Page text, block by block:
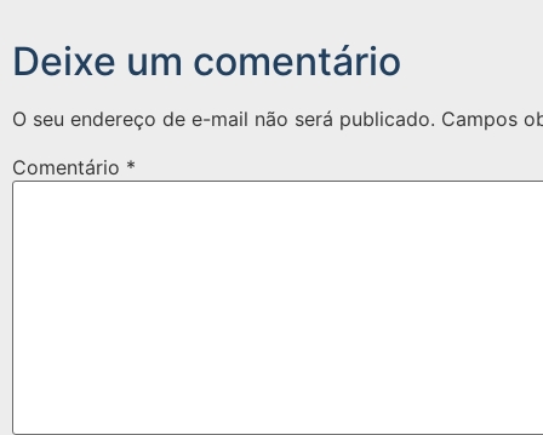
Deixe um comentário
O seu endereço de e-mail não será publicado. Campos
Comentário *